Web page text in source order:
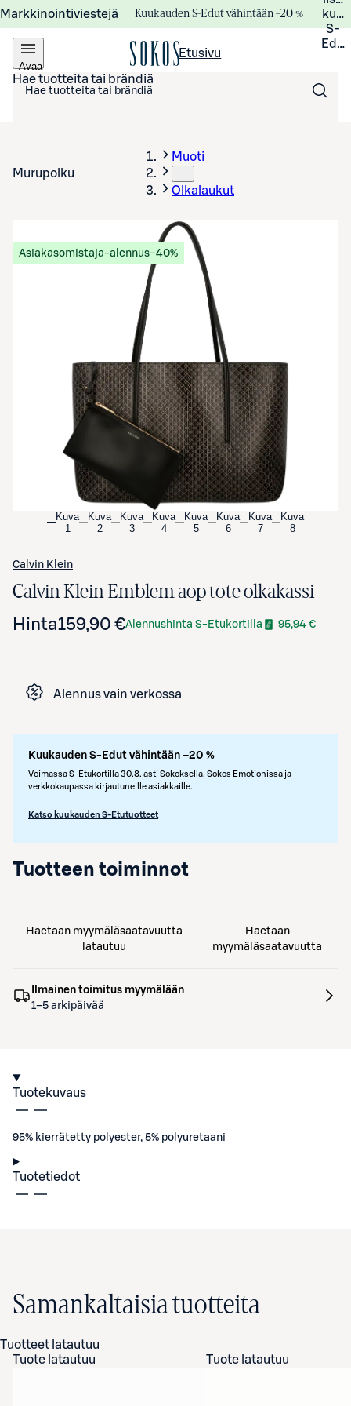
Markkinointiviestejä Kuukauden S-Edut vähintään –20 %
S-
Avaa
valikko
Etusivu
Hae tuotteita tai brändiä
Murupolku
Muoti
…
Olkalaukut
Avaa tuotekuva suurennettuna
Asiakasomistaja-alennus−40%
Kuva
1
Kuva
2
Kuva
3
Kuva
4
Kuva
5
Kuva
6
Kuva
7
Kuva
8
Calvin Klein
Calvin Klein Emblem aop tote olkakassi
Hinta159,90 €Alennushinta S-Etukortilla 95,94 €
Alennus vain verkossa
Kuukauden S-Edut vähintään –20 %
Voimassa S-Etukortilla 30.8. asti Sokoksella, Sokos Emotionissa ja
verkkokaupassa kirjautuneille asiakkaille.
Katso kuukauden S-Etutuotteet
Tuotteen toiminnot
Haetaan myymäläsaatavuutta
latautuu
Haetaan
myymäläsaatavuutta
Ilmainen toimitus myymälään
1–5 arkipäivää
Tuotekuvaus
95% kierrätetty polyester, 5% polyuretaani
Tuotetiedot
Samankaltaisia tuotteita
Tuotteet latautuu
Tuote latautuu
Tuote latautuu